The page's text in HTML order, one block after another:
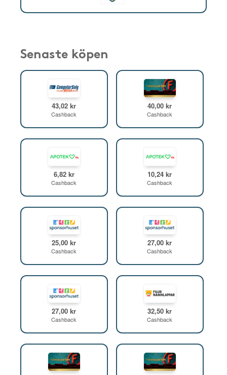
Senaste köpen
43,02 kr
Cashback
40,00 kr
Cashback
6,82 kr
Cashback
10,24 kr
Cashback
25,00 kr
Cashback
27,00 kr
Cashback
27,00 kr
Cashback
32,50 kr
Cashback